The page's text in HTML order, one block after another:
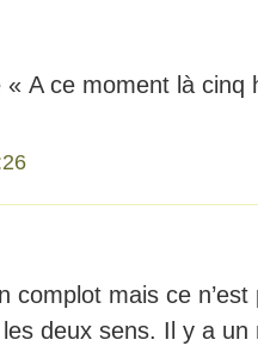
A ce moment là cinq
complot mais ce
deux sens. Il y a